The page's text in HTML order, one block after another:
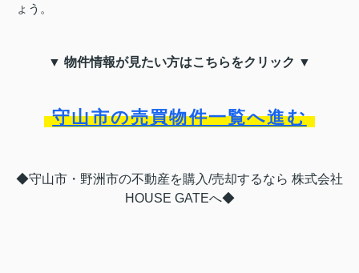
ょう。
▼ 物件情報が見たい方はこちらをクリック ▼
守山市の売買物件一覧へ進む
◆守山市・野洲市の不動産を購入/売却するなら 株式会社
HOUSE GATEへ◆